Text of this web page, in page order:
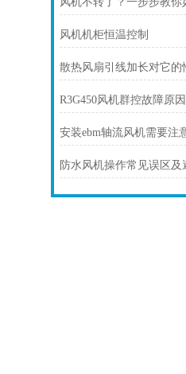
风机机柜恒温控制
安装ebm轴流风机需要注
防水风机操作常见误区及